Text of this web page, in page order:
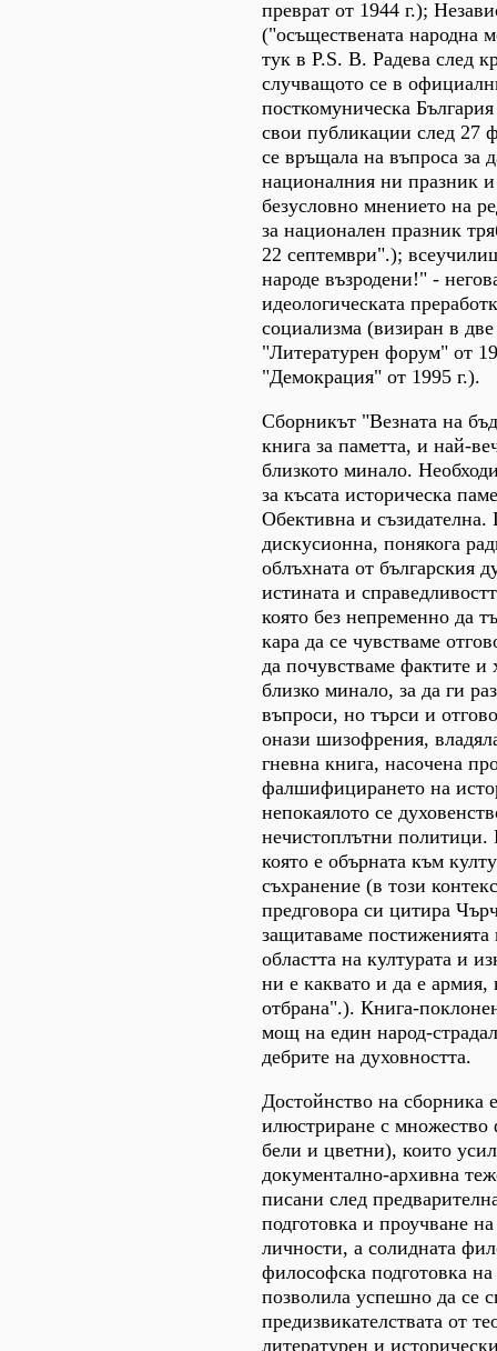
преврат от 1944 г.);
("осъществената народна
тук в P.S. В. Радева след
случващото се в
посткомуническа
свои публикации след 27
се връщала на въпроса за
националния ни празник
безусловно мнението на
за национален празник
22 септември".);
народе възродени!" -
идеологическата
социализма (визиран в
"Литературен форум" от
"Демокрация" от 1995 г.).
Сборникът "Везната на
книга за паметта, и най-
близкото минало.
за късата историческа
Обективна и
дискусионна, понякога
облъхната от българския
истината и
която без непременно да
кара да се чувстваме
да почувстваме фактите и
близко минало, за да ги
въпроси, но търси и
онази шизофрения,
гневна книга, насочена
фалшифицирането на
непокаялото се
нечистоплътни политици.
която е обърната към
съхранение (в този
предговора си цитира
защитаваме постиженията
областта на културата и
ни е каквато и да е армия,
отбрана".). Книга-
мощ на един народ-
дебрите на духовността.
Достойнство на сборника
илюстриране с множество
бели и цветни), които
документално-архивна
писани след
подготовка и проучване
личности, а солидната
философска подготовка
позволила успешно да се
предизвикателствата от
литературен и